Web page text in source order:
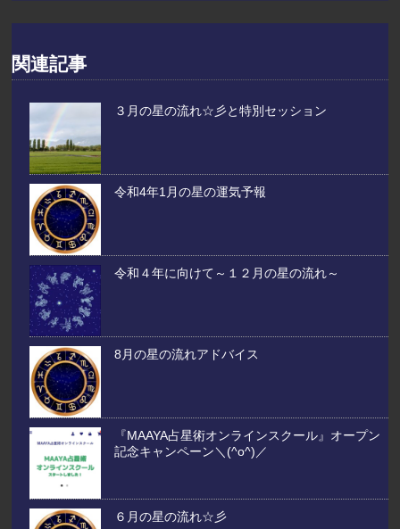
関連記事
３月の星の流れ☆彡と特別セッション
令和4年1月の星の運気予報
令和４年に向けて～１２月の星の流れ～
8月の星の流れアドバイス
『MAAYA占星術オンラインスクール』オープン
記念キャンペーン＼(^o^)／
６月の星の流れ☆彡